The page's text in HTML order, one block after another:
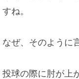
すね。
なぜ、そのように
投球の際に肘が上